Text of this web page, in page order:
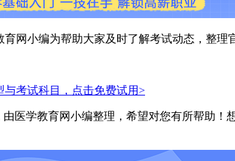
网小编为帮助大家及时了解考试动态，整理
考试科目，点击免费试用>
医学教育网小编整理，希望对您有所帮助！